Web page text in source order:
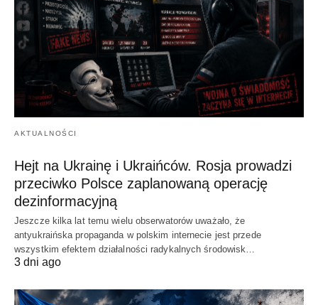
AKTUALNOŚCI
Hejt na Ukrainę i Ukraińców. Rosja prowadzi
przeciwko Polsce zaplanowaną operację
dezinformacyjną
Jeszcze kilka lat temu wielu obserwatorów uważało, że
antyukraińska propaganda w polskim internecie jest przede
wszystkim efektem działalności radykalnych środowisk…
3 dni ago